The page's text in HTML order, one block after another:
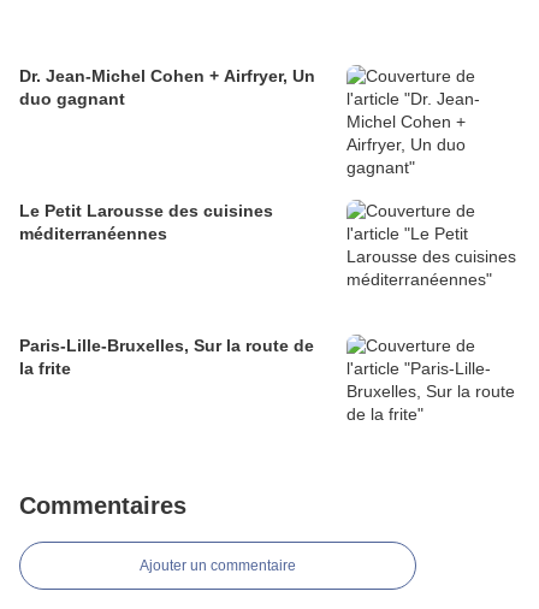
Dr. Jean-Michel Cohen + Airfryer, Un
duo gagnant
Le Petit Larousse des cuisines
méditerranéennes
Paris-Lille-Bruxelles, Sur la route de
la frite
Commentaires
Ajouter un commentaire